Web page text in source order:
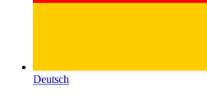
Deutsch